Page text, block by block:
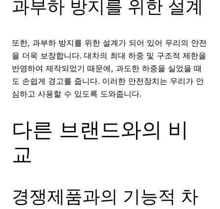
과부하 방지를 위한 설계
또한, 과부하 방지를 위한 설계가 되어 있어 우리의 안전
을 더욱 보장합니다. 대차의 최대 하중 및 구조적 제한을
반영하여 제작되었기 때문에, 과도한 하중을 실었을 때
도 손쉽게 경고를 줍니다. 이러한 안전장치는 우리가 안
심하고 사용할 수 있도록 도와줍니다.
다른 브랜드와의 비
교
경쟁제품과의 기능적 차